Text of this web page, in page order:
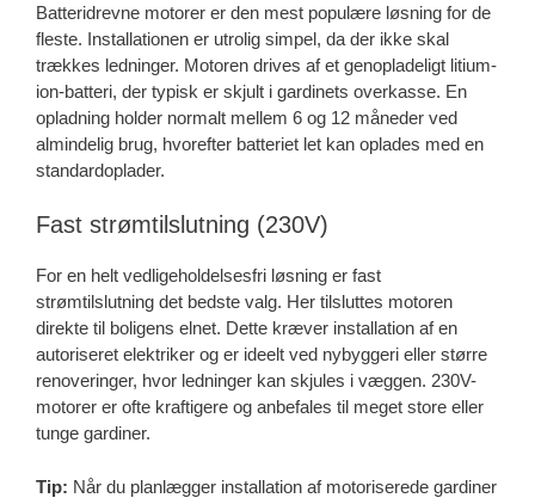
Batteridrevne motorer er den mest populære løsning for de
fleste. Installationen er utrolig simpel, da der ikke skal
trækkes ledninger. Motoren drives af et genopladeligt litium-
ion-batteri, der typisk er skjult i gardinets overkasse. En
opladning holder normalt mellem 6 og 12 måneder ved
almindelig brug, hvorefter batteriet let kan oplades med en
standardoplader.
Fast strømtilslutning (230V)
For en helt vedligeholdelsesfri løsning er fast
strømtilslutning det bedste valg. Her tilsluttes motoren
direkte til boligens elnet. Dette kræver installation af en
autoriseret elektriker og er ideelt ved nybyggeri eller større
renoveringer, hvor ledninger kan skjules i væggen. 230V-
motorer er ofte kraftigere og anbefales til meget store eller
tunge gardiner.
Tip: Når du planlægger installation af motoriserede gardiner